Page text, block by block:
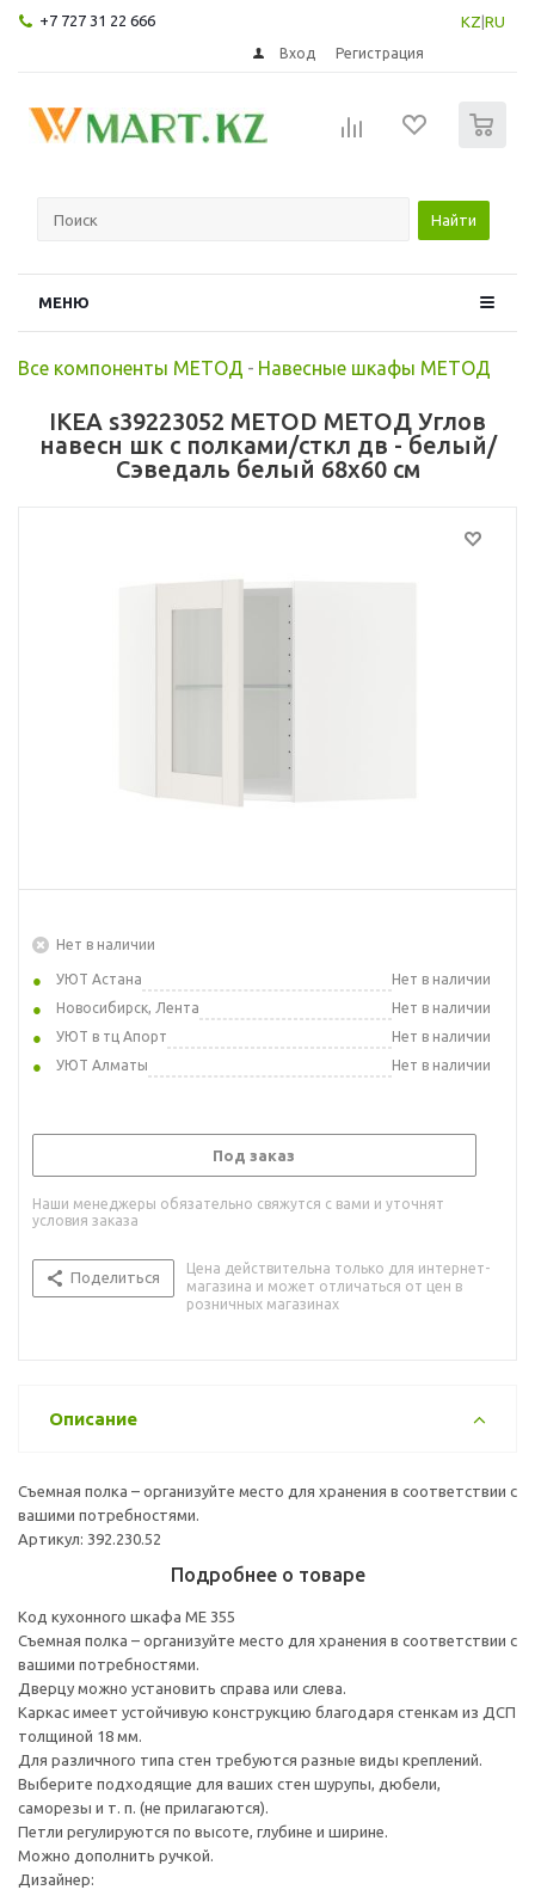
+7 727 31 22 666 KZ RU
Вход Регистрация
Найти
МЕНЮ
Все компоненты МЕТОД - Навесные шкафы МЕТОД
IKEA s39223052 METOD МЕТОД Углов
навесн шк с полками/сткл дв - белый/
Сэведаль белый 68x60 см
Нет в наличии
УЮТ Астана
Нет в наличии
Новосибирск, Лента
Нет в наличии
УЮТ в тц Апорт
Нет в наличии
УЮТ Алматы
Нет в наличии
Под заказ
Наши менеджеры обязательно свяжутся с вами и уточнят
условия заказа
Поделиться
Цена действительна только для интернет-
магазина и может отличаться от цен в
розничных магазинах
Описание
Съемная полка – организуйте место для хранения в соответствии с
вашими потребностями.
Артикул: 392.230.52
Подробнее о товаре
Код кухонного шкафа ME 355
Съемная полка – организуйте место для хранения в соответствии с
вашими потребностями.
Дверцу можно установить справа или слева.
Каркас имеет устойчивую конструкцию благодаря стенкам из ДСП
толщиной 18 мм.
Для различного типа стен требуются разные виды креплений.
Выберите подходящие для ваших стен шурупы, дюбели,
саморезы и т. п. (не прилагаются).
Петли регулируются по высоте, глубине и ширине.
Можно дополнить ручкой.
Дизайнер: